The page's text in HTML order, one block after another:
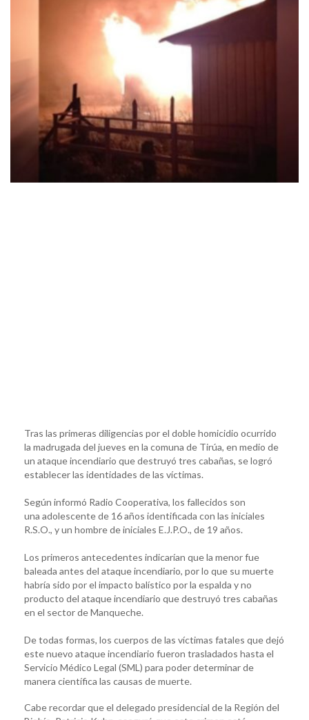
Tras las primeras diligencias por el doble homicidio ocurrido
la madrugada del jueves en la comuna de Tirúa, en medio de
un ataque incendiario que destruyó tres cabañas, se logró
establecer las identidades de las víctimas.
Según informó Radio Cooperativa, los fallecidos son
una adolescente de 16 años identificada con las iniciales
R.S.O., y un hombre de iniciales E.J.P.O., de 19 años.
Los primeros antecedentes indicarían que la menor fue
baleada antes del ataque incendiario, por lo que su muerte
habría sido por el impacto balístico por la espalda y no
producto del ataque incendiario que destruyó tres cabañas
en el sector de Manqueche.
De todas formas, los cuerpos de las víctimas fatales que dejó
este nuevo ataque incendiario fueron trasladados hasta el
Servicio Médico Legal (SML) para poder determinar de
manera científica las causas de muerte.
Cabe recordar que el delegado presidencial de la Región del